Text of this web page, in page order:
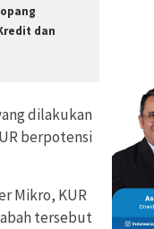
dan
dilakukan
berpotensi
Mikro, KUR
tersebut